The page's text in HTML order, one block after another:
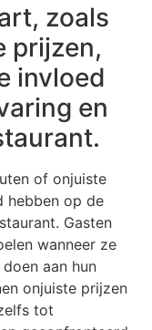
zoals
prijzen,
invloed
en
of onjuiste
hebben op de
Gasten
wanneer ze
aan hun
onjuiste prijzen
tot